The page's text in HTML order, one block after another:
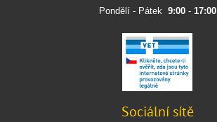
Pondělí - Pátek 9:00- 17:00
Sociální sítě